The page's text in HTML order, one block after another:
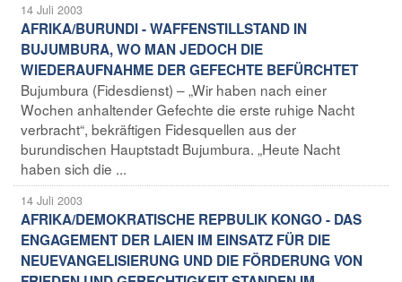
14 Juli 2003
AFRIKA/BURUNDI - WAFFENSTILLSTAND IN
BUJUMBURA, WO MAN JEDOCH DIE
WIEDERAUFNAHME DER GEFECHTE BEFÜRCHTET
Bujumbura (Fidesdienst) – „Wir haben nach einer
Wochen anhaltender Gefechte die erste ruhige Nacht
verbracht“, bekräftigen Fidesquellen aus der
burundischen Hauptstadt Bujumbura. „Heute Nacht
haben sich die ...
14 Juli 2003
AFRIKA/DEMOKRATISCHE REPBULIK KONGO - DAS
ENGAGEMENT DER LAIEN IM EINSATZ FÜR DIE
NEUEVANGELISIERUNG UND DIE FÖRDERUNG VON